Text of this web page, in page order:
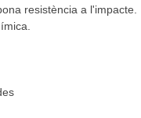
resistència a l'impacte.